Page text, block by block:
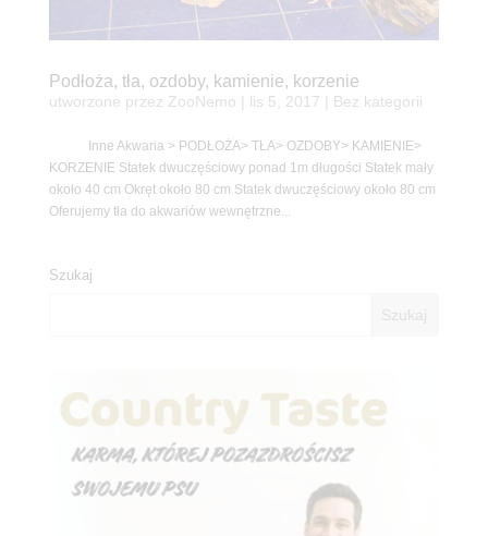
Podłoża, tła, ozdoby, kamienie, korzenie
utworzone przez ZooNemo lis 5, 2017 | Bez kategorii
Inne Akwaria > PODŁOŻA> TŁA> OZDOBY> KAMIENIE>
KORZENIE Statek dwuczęściowy ponad 1m długości Statek mały
około 40 cm Okręt około 80 cm Statek dwuczęściowy około 80 cm
Oferujemy tła do akwariów wewnętrzne...
Szukaj